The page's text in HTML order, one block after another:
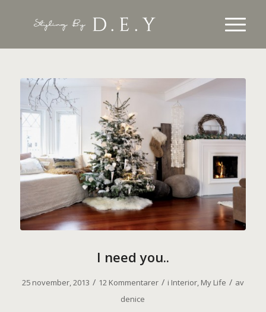
I need you..
25 november, 2013 / 12 Kommentarer / i Interior, My Life / av
denice